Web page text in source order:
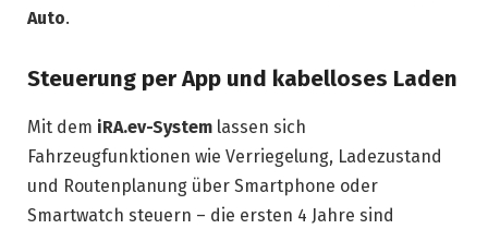
Auto.
Steuerung per App und kabelloses Laden
Mit dem iRA.ev-System lassen sich
Fahrzeugfunktionen wie Verriegelung, Ladezustand
und Routenplanung über Smartphone oder
Smartwatch steuern – die ersten 4 Jahre sind